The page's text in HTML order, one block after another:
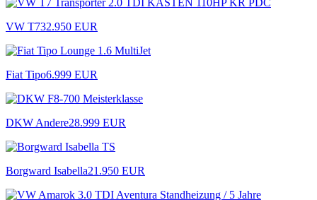
VW T732.950 EUR
Fiat Tipo6.999 EUR
DKW Andere28.999 EUR
Borgward Isabella21.950 EUR